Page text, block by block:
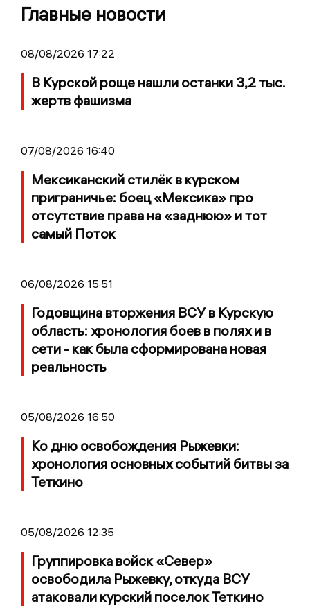
Главные новости
08/08/2026 17:22
В Курской роще нашли останки 3,2 тыс.
жертв фашизма
07/08/2026 16:40
Мексиканский стилёк в курском
приграничье: боец «Мексика» про
отсутствие права на «заднюю» и тот
самый Поток
06/08/2026 15:51
Годовщина вторжения ВСУ в Курскую
область: хронология боев в полях и в
сети - как была сформирована новая
реальность
05/08/2026 16:50
Ко дню освобождения Рыжевки:
хронология основных событий битвы за
Теткино
05/08/2026 12:35
Группировка войск «Север»
освободила Рыжевку, откуда ВСУ
атаковали курский поселок Теткино